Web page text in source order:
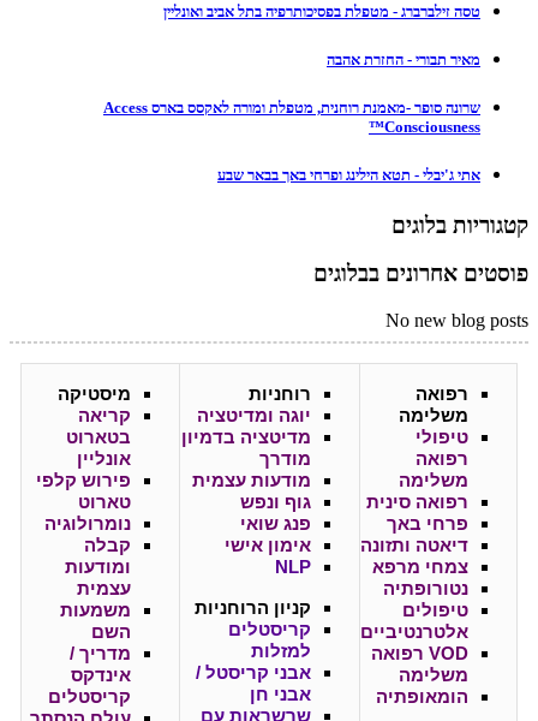
טסה זילברברג - מטפלת בפסיכותרפיה בתל אביב ואונליין
מאיר תבורי - החזרת אהבה
שרונה סופר -מאמנת רוחנית, מטפלת ומורה לאקסס בארס Access
Consciousness™
אתי ג'יבלי - תטא הילינג ופרחי באך בבאר שבע
קטגוריות בלוגים
פוסטים אחרונים בבלוגים
No new blog posts
רפואה
משלימה
טיפולי
רפואה
משלימה
רפואה סינית
פרחי באך
דיאטה ותזונה
צמחי מרפא
נטורופתיה
טיפולים
אלטרנטיביים
VOD רפואה
משלימה
הומאופתיה
רוחניות
יוגה ומדיטציה
מדיטציה בדמיון
מודרך
מודעות עצמית
גוף ונפש
פנג שואי
אימון אישי
NLP
קניון הרוחניות
קריסטלים
למזלות
אבני קריסטל /
אבני חן
שרשראות עם
מיסטיקה
קריאה
בטארוט
אונליין
פירוש קלפי
טארוט
נומרולוגיה
קבלה
ומודעות
עצמית
משמעות
השם
מדריך /
אינדקס
קריסטלים